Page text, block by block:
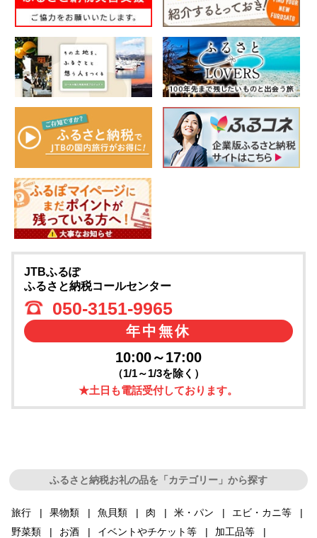
JTBふるぽ
ふるさと納税コールセンター
050-3151-9965
年中無休
10:00～17:00
（1/1～1/3を除く）
★土日も電話受付しております。
ふるさと納税お礼の品を「カテゴリー」から探す
旅行 果物類 魚貝類 肉 米・パン
エビ・カニ等
野菜類
お酒 イベントやチケット等
加工品等